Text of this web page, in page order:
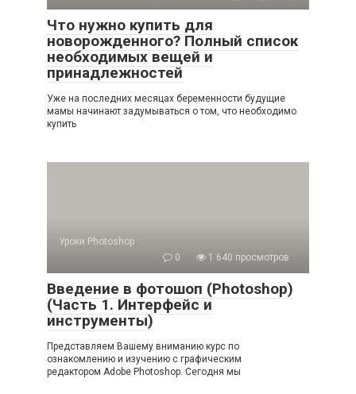
Что нужно купить для
новорожденного? Полный список
необходимых вещей и
принадлежностей
Уже на последних месяцах беременности будущие
мамы начинают задумываться о том, что необходимо
купить
Уроки Photoshop
0
1 640 просмотров
Введение в фотошоп (Photoshop)
(Часть 1. Интерфейс и
инструменты)
Представляем Вашему вниманию курс по
ознакомлению и изучению с графическим
редактором Adobe Photoshop. Сегодня мы